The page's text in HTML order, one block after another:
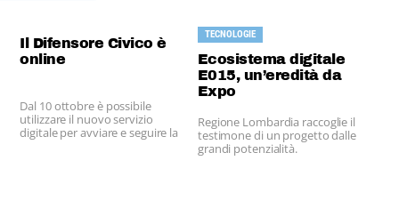
Il Difensore Civico è
online
Dal 10 ottobre è possibile
utilizzare il nuovo servizio
digitale per avviare e seguire la
TECNOLOGIE
Ecosistema digitale
E015, un’eredità da
Expo
Regione Lombardia raccoglie il
testimone di un progetto dalle
grandi potenzialità.